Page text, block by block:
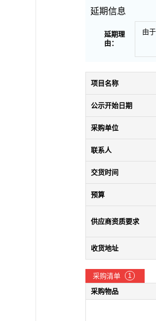
延期信息
延期理
由：
由
项目名称
公示开始日期
采购单位
联系人
交货时间
预算
供应商资质要求
收货地址
采购清单
1
采购物品